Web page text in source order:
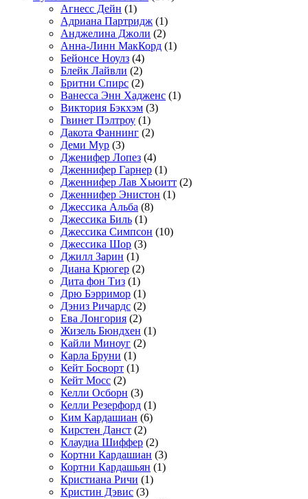
Агнесс Дейн (1)
Адриана Партридж (1)
Анджелина Джоли (2)
Анна-Линн МакКорд (1)
Бейонсе Ноулз (4)
Блейк Лайвли (2)
Бритни Спирс (2)
Ванесса Энн Хадженс (1)
Виктория Бэкхэм (3)
Гвинет Пэлтроу (1)
Дакота Фаннинг (2)
Деми Мур (3)
Дженифер Лопез (4)
Дженнифер Гарнер (1)
Дженнифер Лав Хьюитт (2)
Дженнифер Энистон (1)
Джессика Альба (8)
Джессика Биль (1)
Джессика Симпсон (10)
Джессика Шор (3)
Джилл Зарин (1)
Диана Крюгер (2)
Дита фон Тиз (1)
Дрю Бэрримор (1)
Дэниз Ричардс (2)
Ева Лонгория (2)
Жизель Бюндхен (1)
Кайли Миноуг (2)
Карла Бруни (1)
Кейт Босворт (1)
Кейт Мосс (2)
Келли Осборн (3)
Келли Резерфорд (1)
Ким Кардашиан (6)
Кирстен Данст (2)
Клаудиа Шиффер (2)
Кортни Кардашиан (3)
Кортни Кардашьян (1)
Кристиана Ричи (1)
Кристин Дэвис (3)